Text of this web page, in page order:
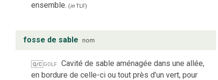
ensemble. (inTLF)
fosse de sable nom
Q/C golf Cavité de sable aménagée dans une allée,
en bordure de celle-ci ou tout près d’un vert, pour